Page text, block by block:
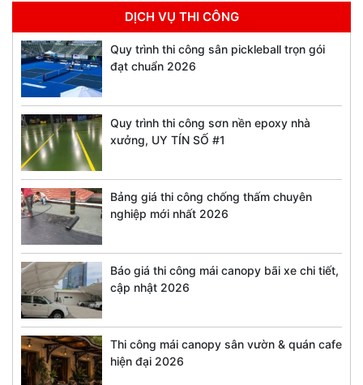
DỊCH VỤ THI CÔNG
Quy trình thi công sân pickleball trọn gói
đạt chuẩn 2026
Quy trình thi công sơn nền epoxy nhà
xưởng, UY TÍN SỐ #1
Bảng giá thi công chống thấm chuyên
nghiệp mới nhất 2026
Báo giá thi công mái canopy bãi xe chi tiết,
cập nhật 2026
Thi công mái canopy sân vườn & quán cafe
hiện đại 2026